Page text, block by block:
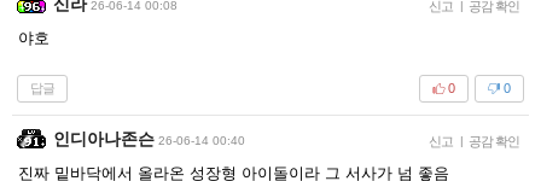
26-06-14 00:08 신고 | 공감 확인
야호
답글 0
0
인디아나존슨 26-06-14 00:40 신고 | 공감 확인
진짜 밑바닥에서 올라온 성장형 아이돌이라 그 서사가 넘 좋음